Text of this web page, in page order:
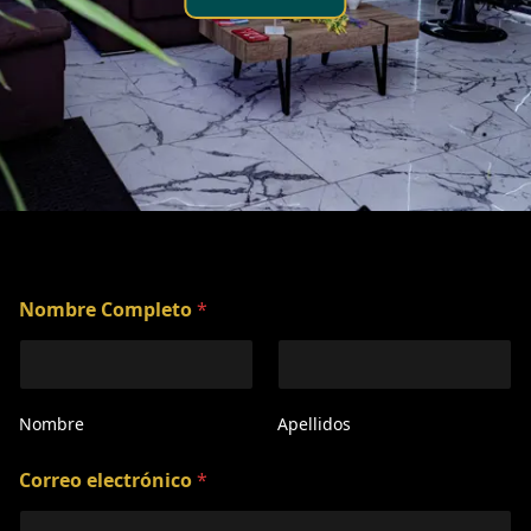
Nombre Completo*
Nombre Apellidos
Correo electrónico*